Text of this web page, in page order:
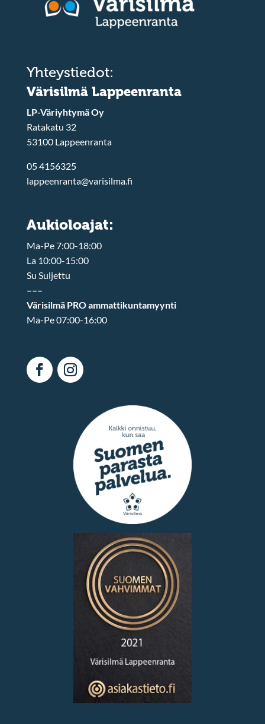
Yhteystiedot:
Värisilmä Lappeenranta
LP-Väriyhtymä Oy
Ratakatu 32
53100 Lappeenranta
05 4156325
lappeenranta@varisilma.fi
Aukioloajat:
Ma-Pe 7:00-18:00
La 10:00-15:00
Su Suljettu
–––
Värisilmä PRO ammattikuntamyynti
Ma-Pe 07:00-16:00